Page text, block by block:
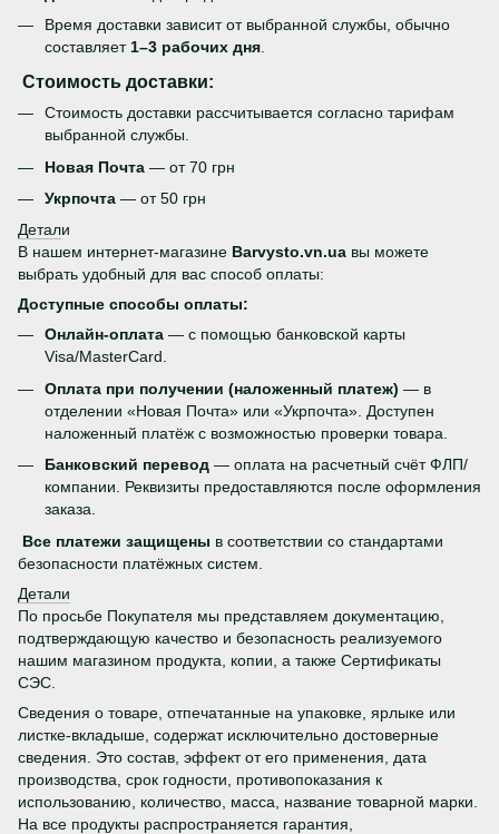
Время доставки зависит от выбранной службы, обычно
составляет1–3 рабочих дня.
Стоимость доставки:
Стоимость доставки рассчитывается согласно тарифам
выбранной службы.
Новая Почта — от 70 грн
Укрпочта — от 50 грн
Детали
В нашем интернет-магазине Barvysto.vn.ua вы можете
выбрать удобный для вас способ оплаты:
Доступные способы оплаты:
Онлайн-оплата — с помощью банковской карты
Visa/MasterCard.
Оплата при получении (наложенный платеж) — в
отделении «Новая Почта» или «Укрпочта». Доступен
наложенный платёж с возможностью проверки товара.
Банковский перевод — оплата на расчетный счёт ФЛП/
компании. Реквизиты предоставляются после оформления
заказа.
Все платежи защищены в соответствии со стандартами
безопасности платёжных систем.
Детали
По просьбе Покупателя мы представляем документацию,
подтверждающую качество и безопасность реализуемого
нашим магазином продукта, копии, а также Сертификаты
СЭС.
Сведения о товаре, отпечатанные на упаковке, ярлыке или
листке-вкладыше, содержат исключительно достоверные
сведения. Это состав, эффект от его применения, дата
производства, срок годности, противопоказания к
использованию, количество, масса, название товарной марки.
На все продукты распространяется гарантия,